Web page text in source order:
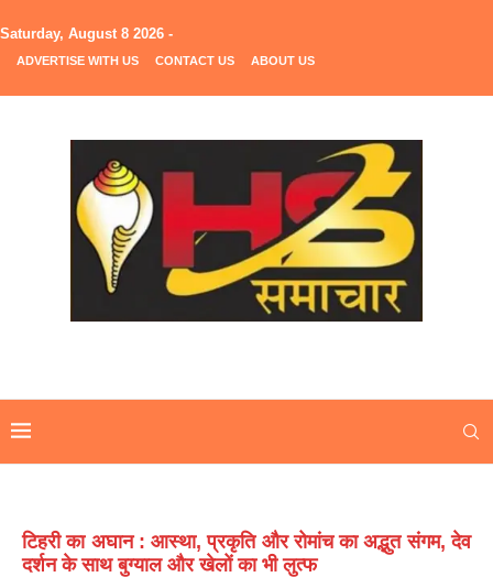
Saturday, August 8 2026 -
ADVERTISE WITH US CONTACT US ABOUT US
टिहरी का अघान : आस्था, प्रकृति और रोमांच का अद्भुत संगम, देव
दर्शन के साथ बुग्याल और खेलों का भी लुत्फ